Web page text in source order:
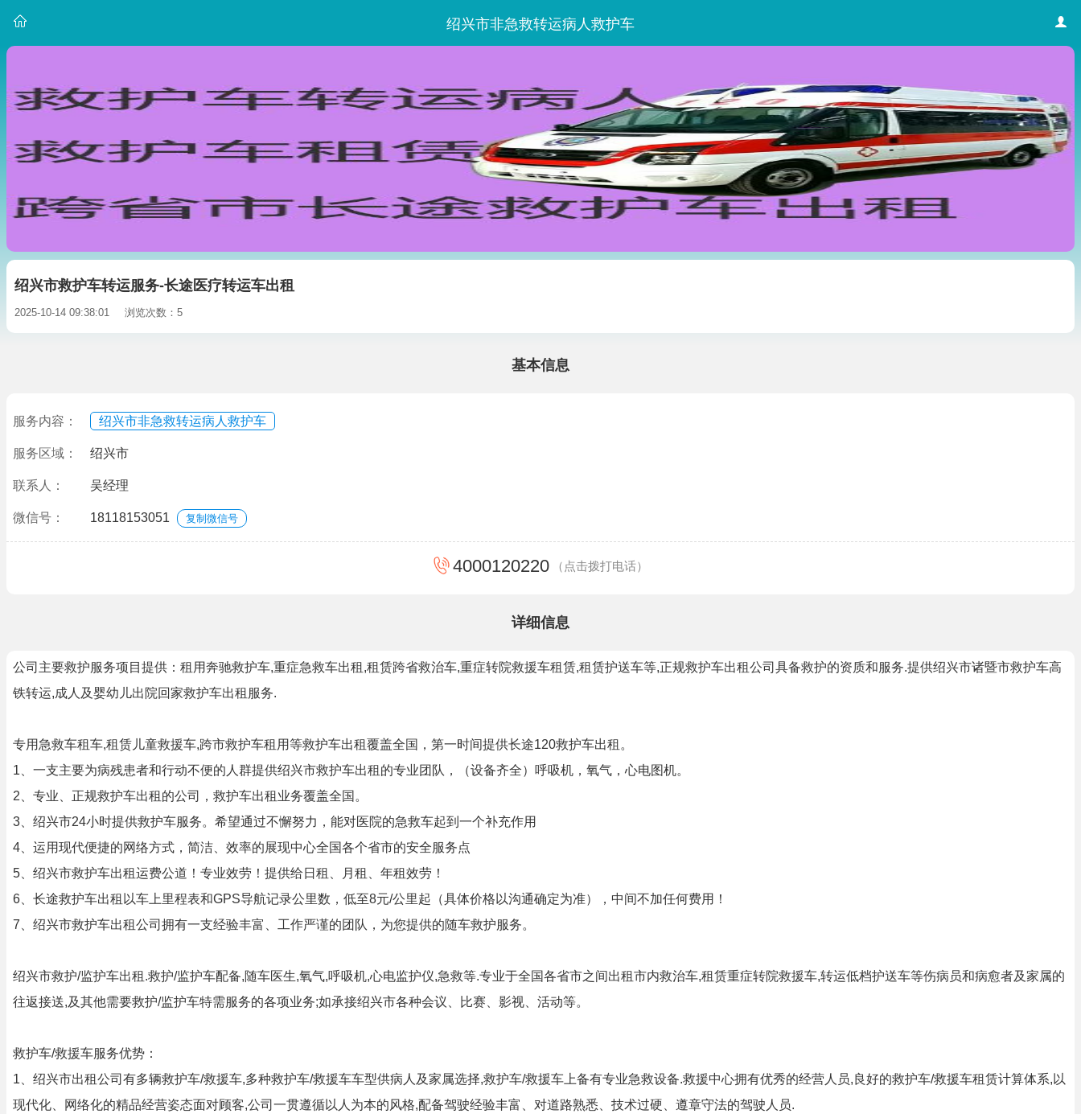
绍兴市非急救转运病人救护车
绍兴市救护车转运服务-长途医疗转运车出租
2025-10-14 09:38:01 浏览次数：5
基本信息
服务内容： 绍兴市非急救转运病人救护车
服务区域： 绍兴市
联系人： 吴经理
微信号： 18118153051 复制微信号
4000120220 （点击拨打电话）
详细信息
公司主要救护服务项目提供：租用奔驰救护车,重症急救车出租,租赁跨省救治车,重症转院救援车租赁,租赁护送车等,正规救护车出租公司具备救护的资质和服务.提供绍兴市诸暨市救护车高
铁转运,成人及婴幼儿出院回家救护车出租服务.
专用急救车租车,租赁儿童救援车,跨市救护车租用等救护车出租覆盖全国，第一时间提供长途120救护车出租。
1、一支主要为病残患者和行动不便的人群提供绍兴市救护车出租的专业团队，（设备齐全）呼吸机，氧气，心电图机。
2、专业、正规救护车出租的公司，救护车出租业务覆盖全国。
3、绍兴市24小时提供救护车服务。希望通过不懈努力，能对医院的急救车起到一个补充作用
4、运用现代便捷的网络方式，简洁、效率的展现中心全国各个省市的安全服务点
5、绍兴市救护车出租运费公道！专业效劳！提供给日租、月租、年租效劳！
6、长途救护车出租以车上里程表和GPS导航记录公里数，低至8元/公里起（具体价格以沟通确定为准），中间不加任何费用！
7、绍兴市救护车出租公司拥有一支经验丰富、工作严谨的团队，为您提供的随车救护服务。
绍兴市救护/监护车出租.救护/监护车配备,随车医生,氧气,呼吸机,心电监护仪,急救等.专业于全国各省市之间出租市内救治车,租赁重症转院救援车,转运低档护送车等伤病员和病愈者及家属的
往返接送,及其他需要救护/监护车特需服务的各项业务;如承接绍兴市各种会议、比赛、影视、活动等。
救护车/救援车服务优势：
1、绍兴市出租公司有多辆救护车/救援车,多种救护车/救援车车型供病人及家属选择,救护车/救援车上备有专业急救设备.救援中心拥有优秀的经营人员,良好的救护车/救援车租赁计算体系,以
现代化、网络化的精品经营姿态面对顾客,公司一贯遵循以人为本的风格,配备驾驶经验丰富、对道路熟悉、技术过硬、遵章守法的驾驶人员.